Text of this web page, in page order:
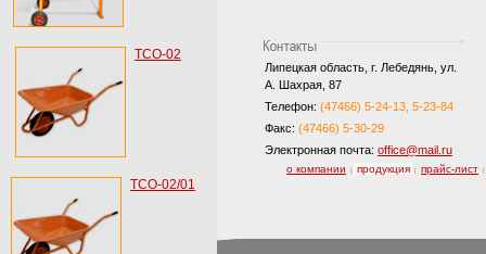
ТСО-02
ТСО-02/01
Липецкая область, г. Лебедянь, ул.
А. Шахрая, 87
Телефон: (47466) 5-24-13, 5-23-84
Факс: (47466) 5-30-29
Электронная почта: office@mail.ru
о компании | продукция | прайс-лист |